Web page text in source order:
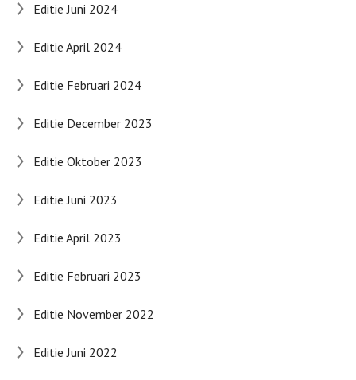
Editie Juni 2024
Editie April 2024
Editie Februari 2024
Editie December 2023
Editie Oktober 2023
Editie Juni 2023
Editie April 2023
Editie Februari 2023
Editie November 2022
Editie Juni 2022